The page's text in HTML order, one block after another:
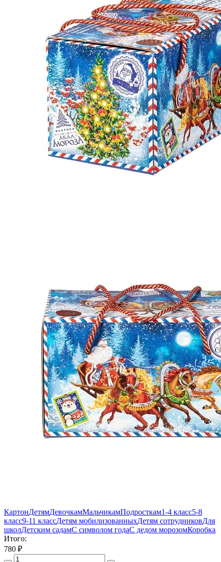
КартонДетямДевочкамМальчикамПодросткам1-4 класс5-8
класс9-11 классДетям мобилизованныхДетям сотрудниковДля
школДетским садамС символом годаС дедом морозомКоробка
Итого:
780 ₽